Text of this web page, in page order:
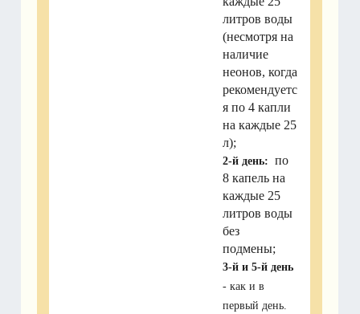
литров воды
(несмотря на
наличие
неонов, когда
рекомендуетс
я по 4 капли
на каждые 25
л);
2-й день: по
8 капель на
каждые 25
литров воды
без
подмены;
3-й и 5-й день
- как и в
первый день.